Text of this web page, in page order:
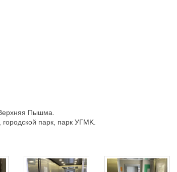
Пышма.
пapк, пapк УГMK.